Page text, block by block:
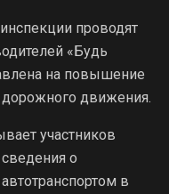
проводят
«Будь
на повышение
дорожного движения.
участников
о
в